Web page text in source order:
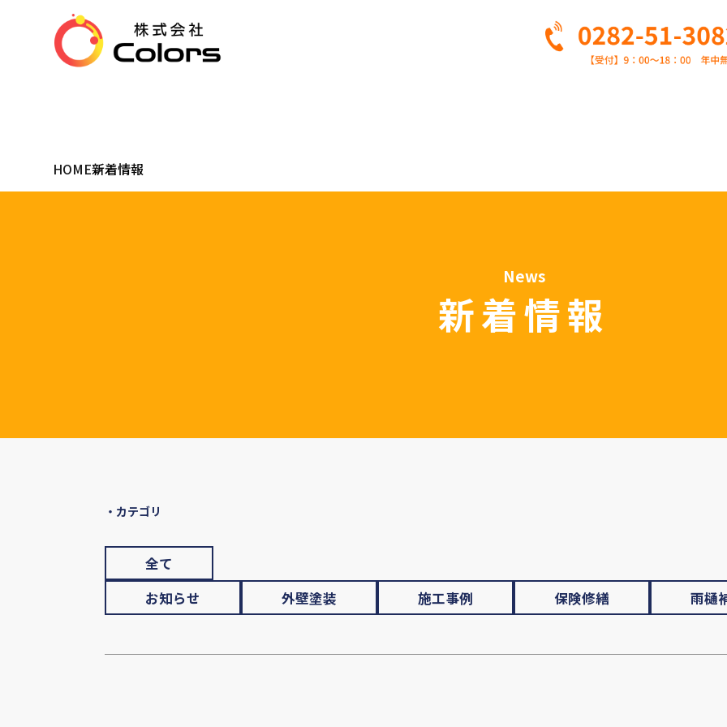
HOME新着情報
News
新着情報
・カテゴリ
全て
お知らせ
外壁塗装 施工事例 保険修繕 雨樋